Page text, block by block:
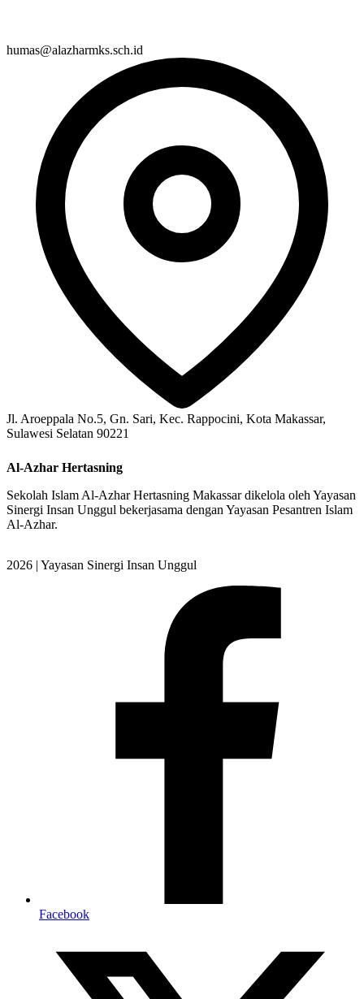
humas@alazharmks.sch.id
Jl. Aroeppala No.5, Gn. Sari, Kec. Rappocini, Kota Makassar,
Sulawesi Selatan 90221
Al-Azhar Hertasning
Sekolah Islam Al-Azhar Hertasning Makassar dikelola oleh Yayasan
Sinergi Insan Unggul bekerjasama dengan Yayasan Pesantren Islam
Al-Azhar.
2026 | Yayasan Sinergi Insan Unggul
Facebook